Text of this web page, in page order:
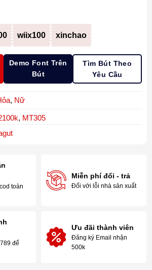
wiix100 xinchao
Demo Font Trên
Bút
Tìm Bút Theo
Yêu Cầu
, Nữ
, MT305
toàn
Miễn phí đổi - trả
Đối với lỗi nhà sản xuất
để
Ưu đãi thành viên
Đăng ký Email nhận
500k